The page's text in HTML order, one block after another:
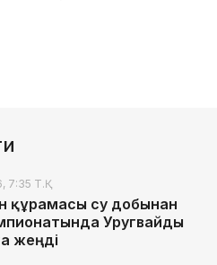
7:35 Т.Қ.
құрамасы су добынан
Уругвайды
жеңді